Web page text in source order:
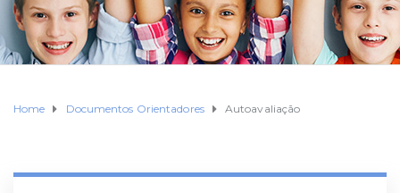
Home Documentos Orientadores Autoavaliação